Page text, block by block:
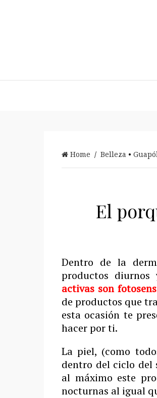
Home / Belleza •
El
Dentro de la
productos diurnos
activas son
de productos que
esta ocasión te
hacer por ti.
La piel, (como
dentro del ciclo del
al máximo este
nocturnas al igual